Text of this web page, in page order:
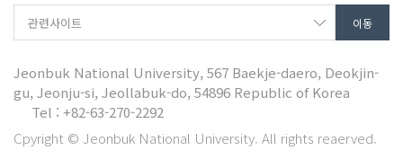
Jeonbuk National University, 567 Baekje-daero, Deokjin-
gu, Jeonju-si, Jeollabuk-do, 54896 Republic of Korea
Tel : +82-63-270-2292
Cpyright © Jeonbuk National University. All rights reaerved.